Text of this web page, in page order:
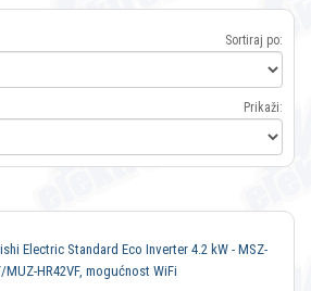
Sortiraj po:
Prikaži: